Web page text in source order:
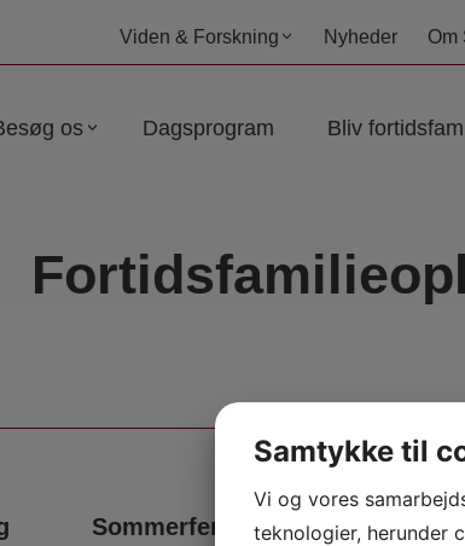
Viden & Forskning Nyheder Om
os Dagsprogram Bliv
Sommerferie og efterårsferie
Samtykke til
Vi og vores
teknologier, herunder